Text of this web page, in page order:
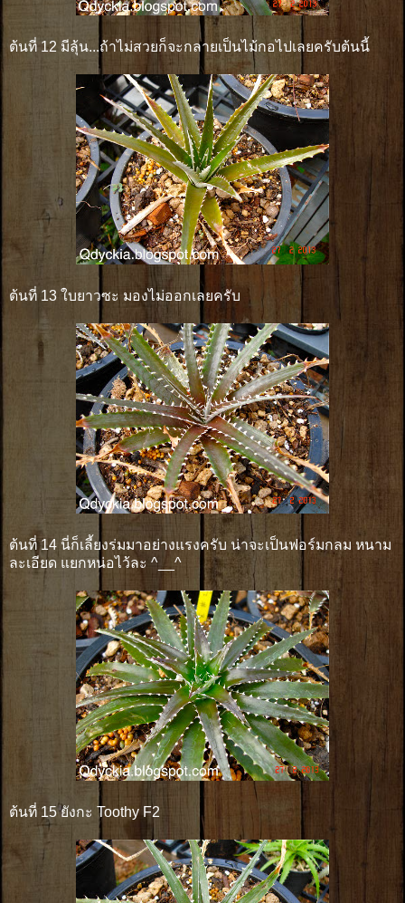
ต้นที่ 12 มีลุ้น...ถ้าไม่สวยก็จะกลายเป็นไม้กอไปเลยครับต้นนี้
ต้นที่ 13 ใบยาวซะ มองไม่ออกเลยครับ
ต้นที่ 14 นี่ก็เลี้ยงร่มมาอย่างแรงครับ น่าจะเป็นฟอร์มกลม หนาม
ละเอียด แยกหน่อไว้ละ ^__^
ต้นที่ 15 ยังกะ Toothy F2